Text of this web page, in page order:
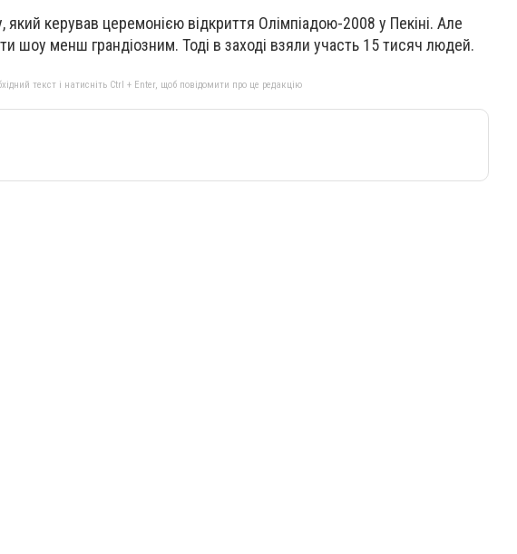
керував церемонією відкриття Олімпіадою-2008 у Пекіні. Але
шоу менш грандіозним. Тоді в заході взяли участь 15 тисяч людей.
текст і натисніть Ctrl + Enter, щоб повідомити про це редакцію